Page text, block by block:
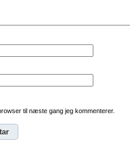
til næste gang jeg kommenterer.